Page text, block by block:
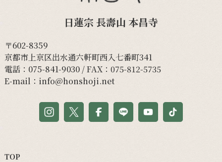
日蓮宗 長壽山 本昌寺
〒602-8359
京都市上京区出水通六軒町西入七番町341
電話： 075-841-9030/ FAX：075-812-5735
E-mail： info@honshoji.net
TOP